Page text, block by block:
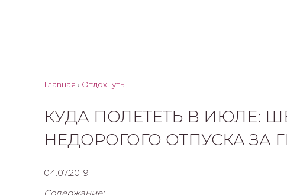
Главная › Отдохнуть
КУДА ПОЛЕТЕТЬ В ИЮЛЕ:
НЕДОРОГОГО ОТПУСКА ЗА
04.07.2019